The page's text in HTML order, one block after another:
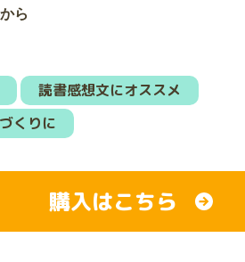
ら
読書感想文にオススメ
くりに
購入はこちら